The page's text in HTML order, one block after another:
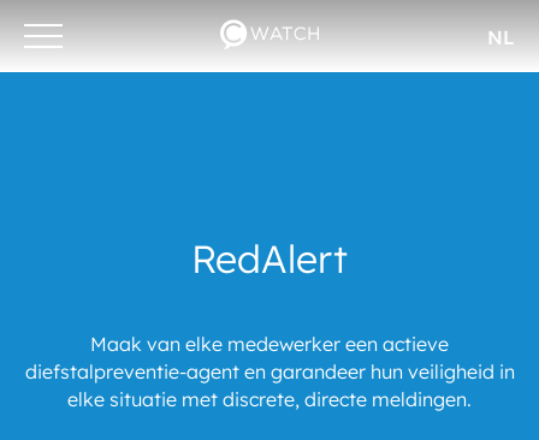
Otwórz/zamknij
menu
NL
RedAlert
Maak van elke medewerker een actieve
diefstalpreventie-agent en garandeer hun veiligheid in
elke situatie met discrete, directe meldingen.